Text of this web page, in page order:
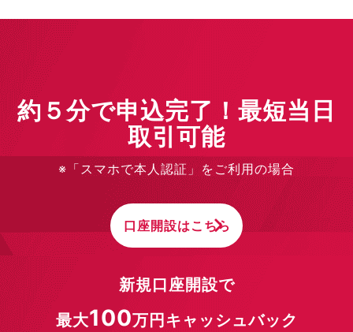
約５分で申込完了！最短当日
取引可能
※「スマホで本人認証」をご利用の場合
口座開設はこちら
新規口座開設で
最大100万円キャッシュバック